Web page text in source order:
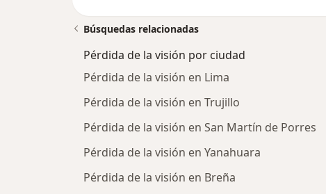
Búsquedas relacionadas
Pérdida de la visión por ciudad
Pérdida de la visión en Lima
Pérdida de la visión en Trujillo
Pérdida de la visión en San Martín de Porres
Pérdida de la visión en Yanahuara
Pérdida de la visión en Breña